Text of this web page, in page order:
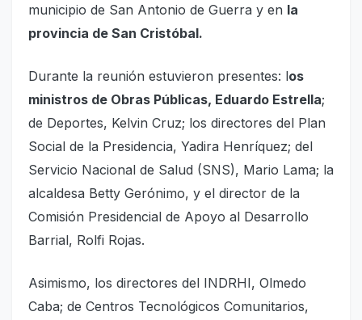
municipio de San Antonio de Guerra y en la
provincia de San Cristóbal.
Durante la reunión estuvieron presentes: los
ministros de Obras Públicas, Eduardo Estrella;
de Deportes, Kelvin Cruz; los directores del Plan
Social de la Presidencia, Yadira Henríquez; del
Servicio Nacional de Salud (SNS), Mario Lama; la
alcaldesa Betty Gerónimo, y el director de la
Comisión Presidencial de Apoyo al Desarrollo
Barrial, Rolfi Rojas.
Asimismo, los directores del INDRHI, Olmedo
Caba; de Centros Tecnológicos Comunitarios,